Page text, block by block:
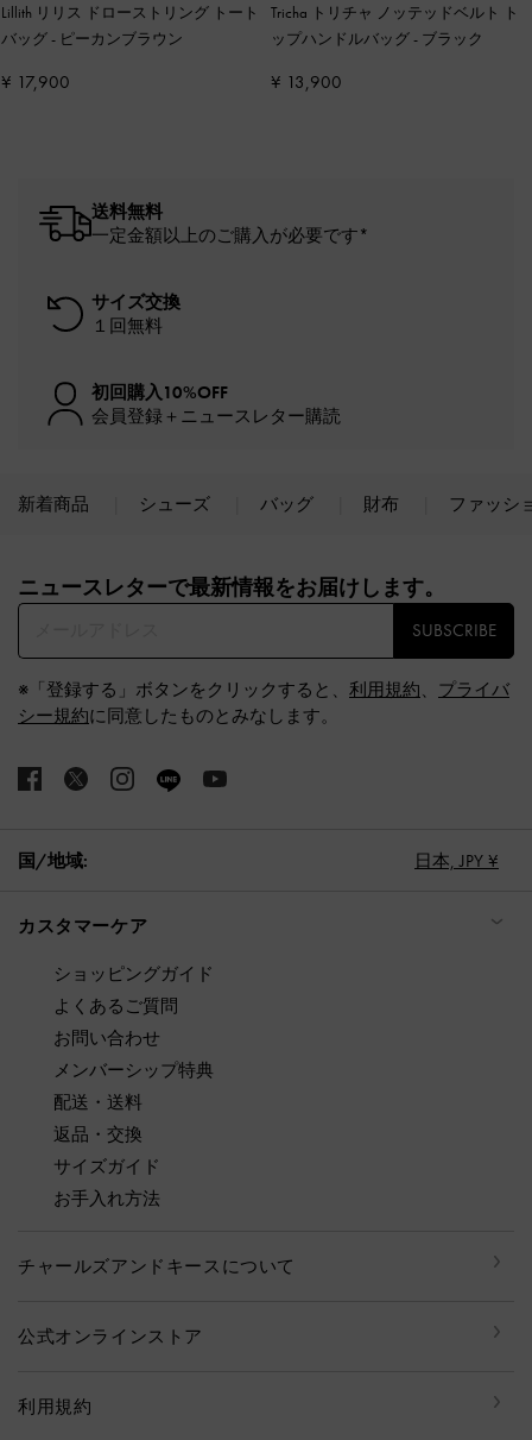
Lillith リリス ドローストリング トート
バッグ- ピーカンブラウン
¥ 17,900
Tricha トリチャ ノッテッドベルト ト
ップハンドルバッグ- ブラック
¥ 13,900
送料無料
一定金額以上のご購入が必要です*
サイズ交換
１回無料
初回購入10%OFF
会員登録＋ニュースレター購読
新着商品 シューズ バッグ 財布 ファッシ
ニュースレターで最新情報をお届けします。​
SUBSCRIBE
※「登録する」ボタンをクリックすると、 利用規約、 プライバ
シー規約に同意したものとみなします。
国/地域: 日本, JPY ¥
カスタマーケア
ショッピングガイド
よくあるご質問
お問い合わせ
メンバーシップ特典
配送・送料
返品・交換
サイズガイド
お手入れ方法
チャールズアンドキースについて
公式オンラインストア
利用規約